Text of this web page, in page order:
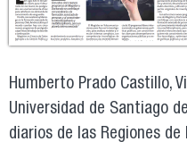
Humberto Prado Castillo,
Universidad de Santiago
diarios de las Regiones de